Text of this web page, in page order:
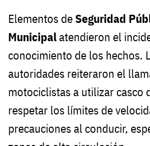
Elementos deSeguridad
Municipal atendieron el
conocimiento de los hechos.
autoridades reiteraron el
motociclistas a utilizar casco
respetar los límites de
precauciones al conducir,